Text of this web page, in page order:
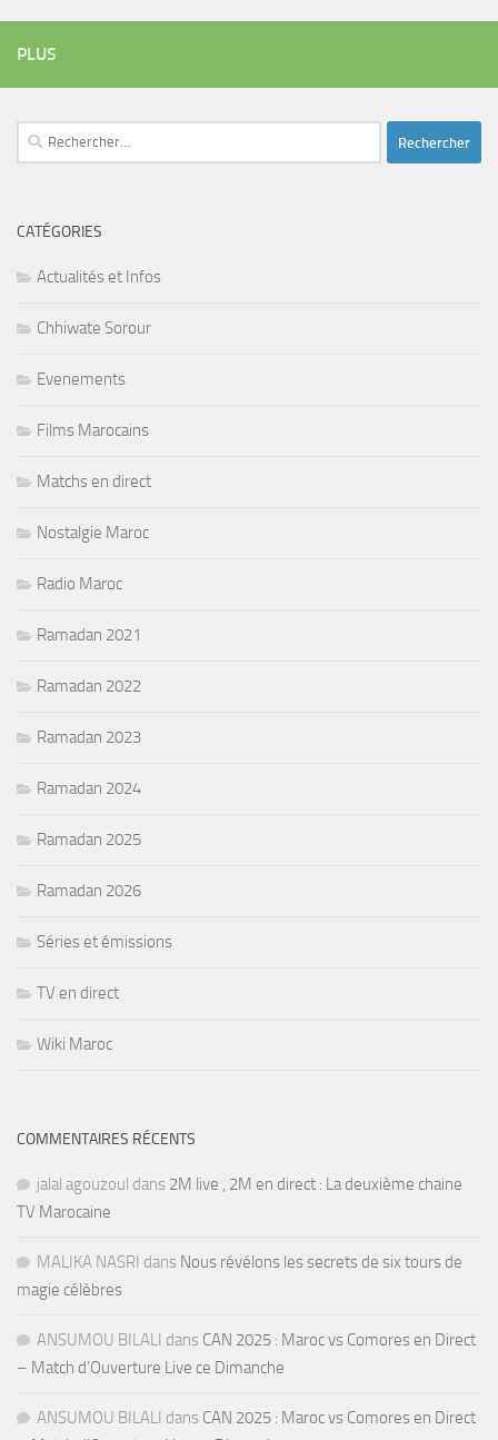
PLUS
Rechercher :
CATÉGORIES
Actualités et Infos
Chhiwate Sorour
Evenements
Films Marocains
Matchs en direct
Nostalgie Maroc
Radio Maroc
Ramadan 2021
Ramadan 2022
Ramadan 2023
Ramadan 2024
Ramadan 2025
Ramadan 2026
Séries et émissions
TV en direct
Wiki Maroc
COMMENTAIRES RÉCENTS
jalal agouzoul dans 2M live , 2M en direct : La deuxième chaine
TV Marocaine
MALIKA NASRI dans Nous révélons les secrets de six tours de
magie célèbres
ANSUMOU BILALI dans CAN 2025 : Maroc vs Comores en Direct
– Match d’Ouverture Live ce Dimanche
ANSUMOU BILALI dans CAN 2025 : Maroc vs Comores en Direct